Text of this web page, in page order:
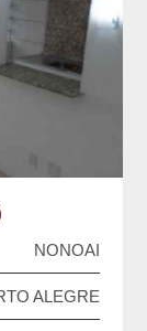
NONOAI
ALEGRE